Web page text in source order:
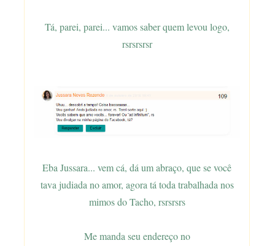
Tá, parei, parei... vamos saber quem levou logo,
rsrsrsrsr
Eba Jussara... vem cá, dá um abraço, que se você
tava judiada no amor, agora tá toda trabalhada nos
mimos do Tacho, rsrsrsrs
Me manda seu endereço no